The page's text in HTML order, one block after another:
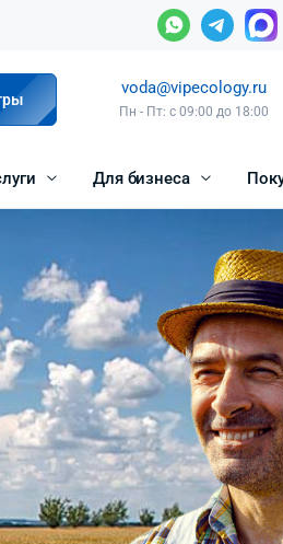
voda@vipecology.ru
Пн - Пт: с 09:00 до 18:00
Для бизнеса